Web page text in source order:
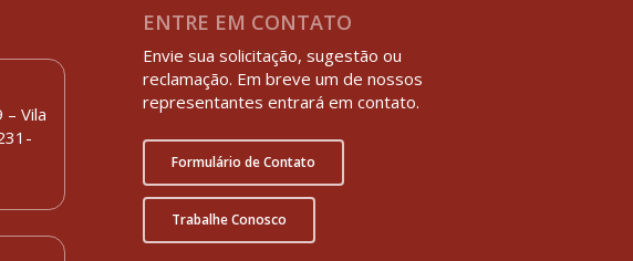
Vila
ENTRE EM CONTATO
Envie sua solicitação, sugestão ou
reclamação. Em breve um de nossos
representantes entrará em contato.
Formulário de Contato
Trabalhe Conosco